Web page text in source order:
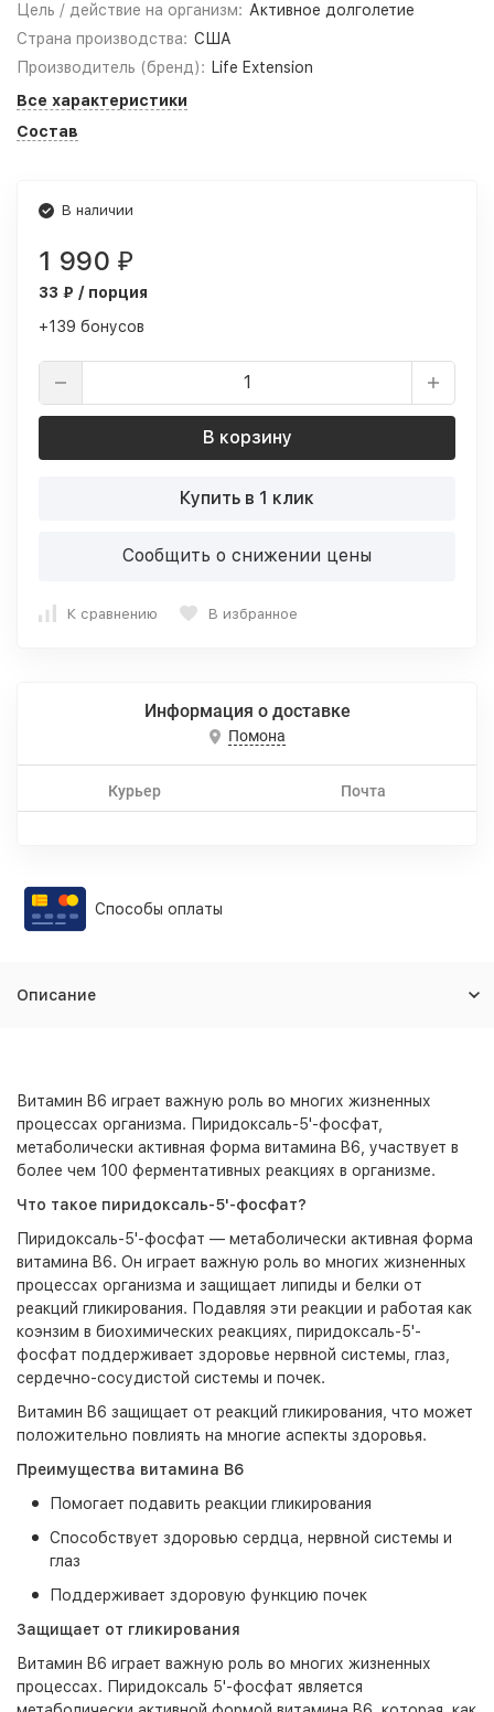
Цель / действие на организм: Активное долголетие
Страна производства: США
Производитель (бренд): Life Extension
Все характеристики
Состав
В наличии
1 990 ₽
33 ₽ / порция
+139 бонусов
В корзину
Купить в 1 клик
Сообщить о снижении цены
К сравнению В избранное
Информация о доставке
Помона
Курьер Почта
Способы оплаты
Описание
Витамин B6 играет важную роль во многих жизненных
процессах организма. Пиридоксаль-5'-фосфат,
метаболически активная форма витамина B6, участвует в
более чем 100 ферментативных реакциях в организме.
Что такое пиридоксаль-5'-фосфат?
Пиридоксаль-5'-фосфат — метаболически активная форма
витамина B6. Он играет важную роль во многих жизненных
процессах организма и защищает липиды и белки от
реакций гликирования. Подавляя эти реакции и работая как
коэнзим в биохимических реакциях, пиридоксаль-5'-
фосфат поддерживает здоровье нервной системы, глаз,
сердечно-сосудистой системы и почек.
Витамин B6 защищает от реакций гликирования, что может
положительно повлиять на многие аспекты здоровья.
Преимущества витамина B6
Помогает подавить реакции гликирования
Способствует здоровью сердца, нервной системы и
глаз
Поддерживает здоровую функцию почек
Защищает от гликирования
Витамин B6 играет важную роль во многих жизненных
процессах. Пиридоксаль 5'-фосфат является